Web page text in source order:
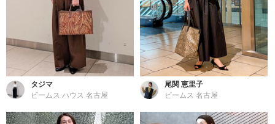
タジマ
ビームス ハウス 名古屋
尾関 恵里子
ビームス 名古屋